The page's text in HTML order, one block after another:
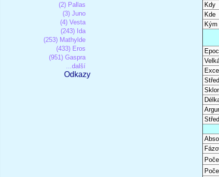
(2) Pallas
(3) Juno
(4) Vesta
(243) Ida
(253) Mathylde
(433) Eros
(951) Gaspra
...další
Odkazy
Kdy
Kde
Kým